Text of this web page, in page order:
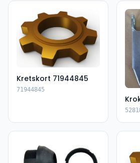
Kretskort 71944845
71944845